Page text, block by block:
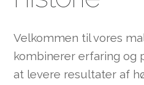
Velkommen til vores
kombinerer erfaring og
at levere resultater af